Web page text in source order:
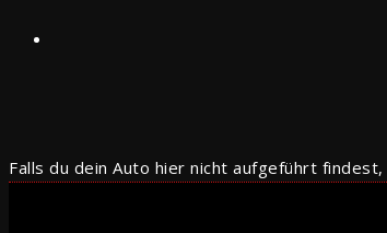
Falls du dein Auto hier nicht aufgeführt findest,